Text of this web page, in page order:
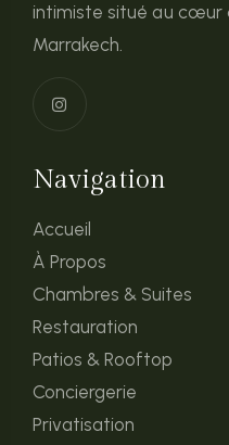
intimiste situé au cœur
Marrakech.
Navigation
Accueil
À Propos
Chambres & Suites
Restauration
Patios & Rooftop
Conciergerie
Privatisation